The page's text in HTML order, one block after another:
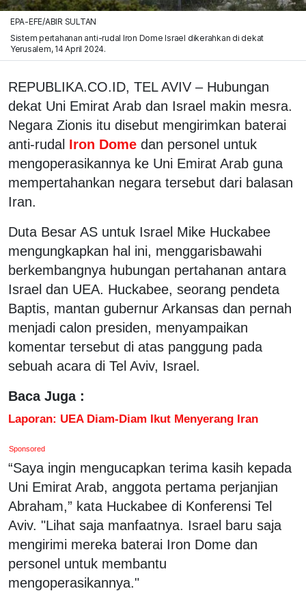
EPA-EFE/ABIR SULTAN
Sistem pertahanan anti-rudal Iron Dome Israel dikerahkan di dekat
Yerusalem, 14 April 2024.
REPUBLIKA.CO.ID, TEL AVIV – Hubungan
dekat Uni Emirat Arab dan Israel makin mesra.
Negara Zionis itu disebut mengirimkan baterai
anti-rudal Iron Dome dan personel untuk
mengoperasikannya ke Uni Emirat Arab guna
mempertahankan negara tersebut dari balasan
Iran.
Duta Besar AS untuk Israel Mike Huckabee
mengungkapkan hal ini, menggarisbawahi
berkembangnya hubungan pertahanan antara
Israel dan UEA. Huckabee, seorang pendeta
Baptis, mantan gubernur Arkansas dan pernah
menjadi calon presiden, menyampaikan
komentar tersebut di atas panggung pada
sebuah acara di Tel Aviv, Israel.
Baca Juga :
Laporan: UEA Diam-Diam Ikut Menyerang Iran
Sponsored
“Saya ingin mengucapkan terima kasih kepada
Uni Emirat Arab, anggota pertama perjanjian
Abraham,” kata Huckabee di Konferensi Tel
Aviv. "Lihat saja manfaatnya. Israel baru saja
mengirimi mereka baterai Iron Dome dan
personel untuk membantu
mengoperasikannya."